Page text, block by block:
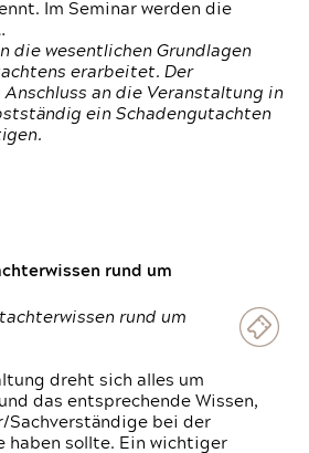
Im Seminar werden die
die wesentlichen Grundlagen
erarbeitet. Der
Anschluss an die Veranstaltung in
ein Schadengutachten
rund um
rund um
dreht sich alles um
das entsprechende Wissen,
Sachverständige bei der
haben sollte. Ein wichtiger